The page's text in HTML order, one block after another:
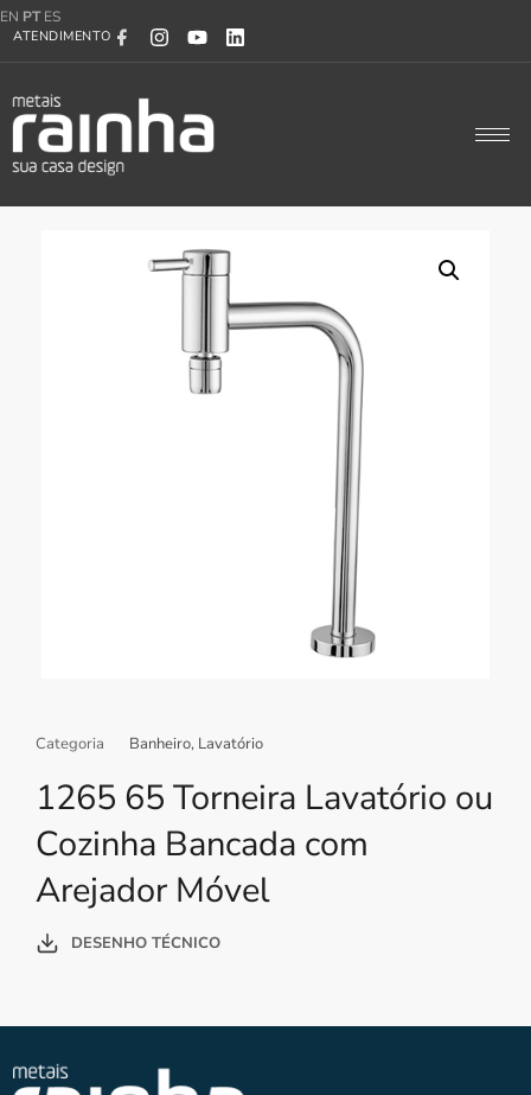
EN PT ES
ATENDIMENTO
Categoria Banheiro, Lavatório
1265 65 Torneira Lavatório ou
Cozinha Bancada com
Arejador Móvel
DESENHO TÉCNICO